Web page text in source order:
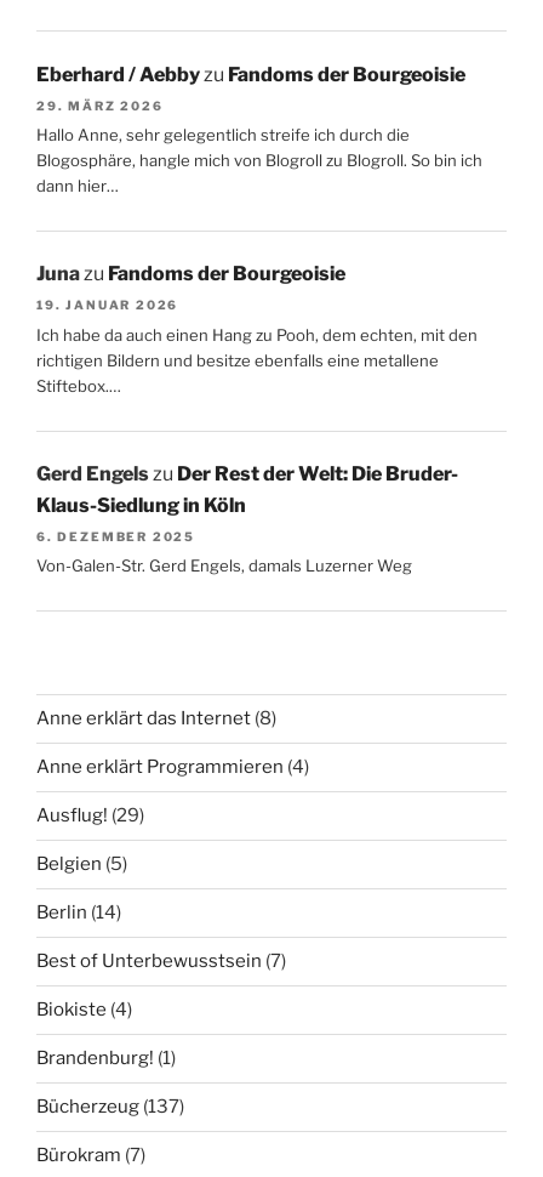
Eberhard / Aebby zu Fandoms der Bourgeoisie
29. MÄRZ 2026
Hallo Anne, sehr gelegentlich streife ich durch die
Blogosphäre, hangle mich von Blogroll zu Blogroll. So bin ich
dann hier…
Junazu Fandoms der Bourgeoisie
19. JANUAR 2026
Ich habe da auch einen Hang zu Pooh, dem echten, mit den
richtigen Bildern und besitze ebenfalls eine metallene
Stiftebox.…
Gerd Engelszu Der Rest der Welt: Die Bruder-
Klaus-Siedlung in Köln
6. DEZEMBER 2025
Von-Galen-Str. Gerd Engels, damals Luzerner Weg
Anne erklärt das Internet (8)
Anne erklärt Programmieren (4)
Ausflug! (29)
Belgien (5)
Berlin (14)
Best of Unterbewusstsein (7)
Biokiste (4)
Brandenburg! (1)
Bücherzeug (137)
Bürokram (7)